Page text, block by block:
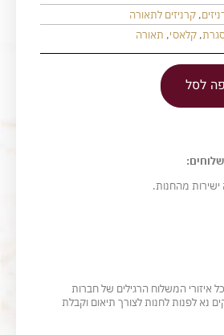
, קרניזים לתאורה
, קלאסי, תאורה
לסל
מהחנות.
איזורי המשלוח הרגילים של חברות
נא לפנות לחנות לצורך תיאום וקבלת